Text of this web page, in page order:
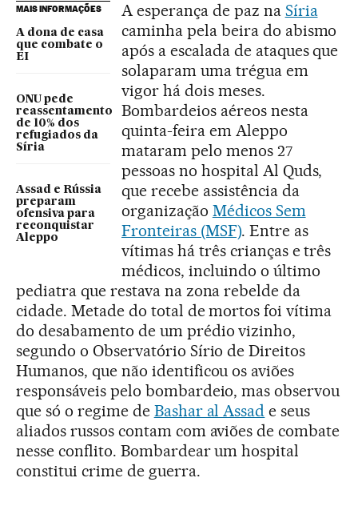
MAIS INFORMAÇÕES
A dona de casa
que combate o
EI
ONU pede
reassentamento
de 10% dos
refugiados da
Síria
Assad e Rússia
preparam
ofensiva para
reconquistar
Aleppo
A esperança de paz na Síria
caminha pela beira do abismo
após a escalada de ataques que
solaparam uma trégua em
vigor há dois meses.
Bombardeios aéreos nesta
quinta-feira em Aleppo
mataram pelo menos 27
pessoas no hospital Al Quds,
que recebe assistência da
organização Médicos Sem
Fronteiras (MSF). Entre as
vítimas há três crianças e três
médicos, incluindo o último
pediatra que restava na zona rebelde da
cidade. Metade do total de mortos foi vítima
do desabamento de um prédio vizinho,
segundo o Observatório Sírio de Direitos
Humanos, que não identificou os aviões
responsáveis pelo bombardeio, mas observou
que só o regime de Bashar al Assad e seus
aliados russos contam com aviões de combate
nesse conflito. Bombardear um hospital
constitui crime de guerra.